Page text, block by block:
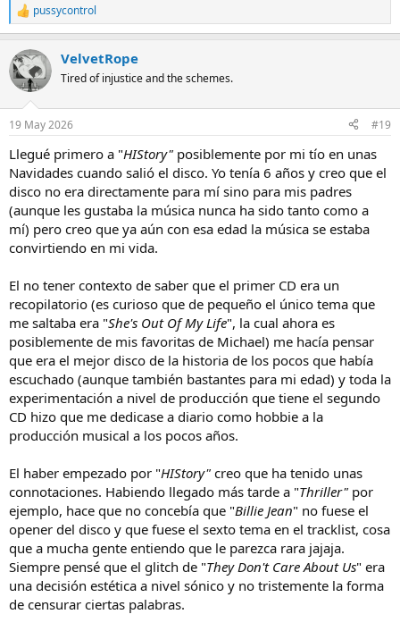
R
e
c
c
i
e
:
pussycontrol
VelvetRope
Tired of injustice and the schemes.
19 May 2026 #19
Llegué primero a "HIStory" posiblemente por mi tío en unas
Navidades cuando salió el disco. Yo tenía 6 años y creo que el
disco no era directamente para mí sino para mis padres
(aunque les gustaba la música nunca ha sido tanto como a
mí) pero creo que ya aún con esa edad la música se estaba
convirtiendo en mi vida.
El no tener contexto de saber que el primer CD era un
recopilatorio (es curioso que de pequeño el único tema que
me saltaba era "She's Out Of My Life", la cual ahora es
posiblemente de mis favoritas de Michael) me hacía pensar
que era el mejor disco de la historia de los pocos que había
escuchado (aunque también bastantes para mi edad) y toda la
experimentación a nivel de producción que tiene el segundo
CD hizo que me dedicase a diario como hobbie a la
producción musical a los pocos años.
El haber empezado por "HIStory" creo que ha tenido unas
connotaciones. Habiendo llegado más tarde a "Thriller" por
ejemplo, hace que no concebía que "Billie Jean" no fuese el
opener del disco y que fuese el sexto tema en el tracklist, cosa
que a mucha gente entiendo que le parezca rara jajaja.
Siempre pensé que el glitch de "They Don't Care About Us" era
una decisión estética a nivel sónico y no tristemente la forma
de censurar ciertas palabras.